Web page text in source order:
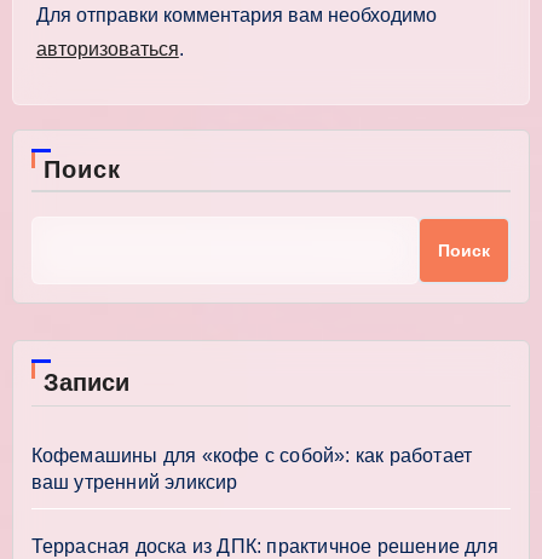
Для отправки комментария вам необходимо
авторизоваться.
Поиск
Поиск
Записи
Кофемашины для «кофе с собой»: как работает
ваш утренний эликсир
Террасная доска из ДПК: практичное решение для